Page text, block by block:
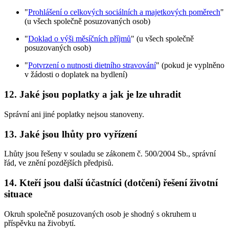
"Prohlášení o celkových sociálních a majetkových poměrech"
(u všech společně posuzovaných osob)
"Doklad o výši měsíčních příjmů" (u všech společně
posuzovaných osob)
"Potvrzení o nutnosti dietního stravování" (pokud je vyplněno
v žádosti o doplatek na bydlení)
12. Jaké jsou poplatky a jak je lze uhradit
Správní ani jiné poplatky nejsou stanoveny.
13. Jaké jsou lhůty pro vyřízení
Lhůty jsou řešeny v souladu se zákonem č. 500/2004 Sb., správní
řád, ve znění pozdějších předpisů.
14. Kteří jsou další účastníci (dotčení) řešení životní
situace
Okruh společně posuzovaných osob je shodný s okruhem u
příspěvku na živobytí.